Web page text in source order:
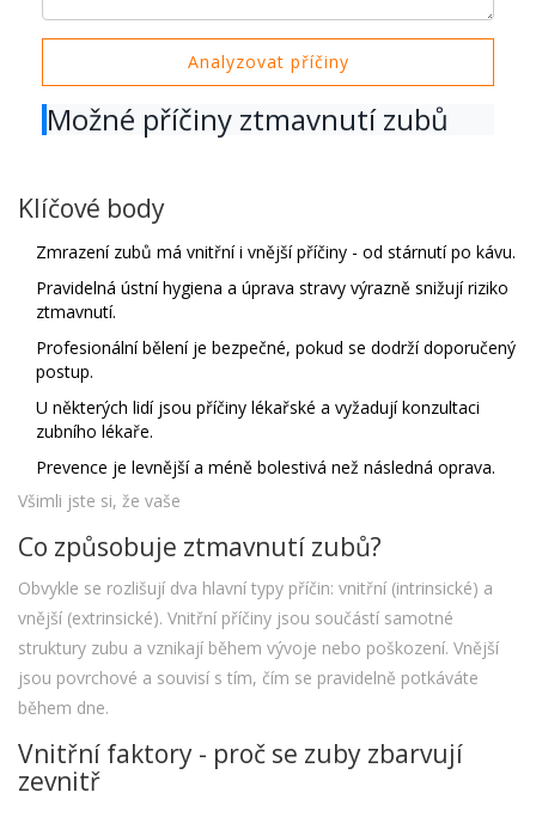
Analyzovat příčiny
Možné příčiny ztmavnutí zubů
Klíčové body
Zmrazení zubů má vnitřní i vnější příčiny - od stárnutí po kávu.
Pravidelná ústní hygiena a úprava stravy výrazně snižují riziko
ztmavnutí.
Profesionální bělení je bezpečné, pokud se dodrží doporučený
postup.
U některých lidí jsou příčiny lékařské a vyžadují konzultaci
zubního lékaře.
Prevence je levnější a méně bolestivá než následná oprava.
Všimli jste si, že vaše
Co způsobuje ztmavnutí zubů?
Obvykle se rozlišují dva hlavní typy příčin: vnitřní (intrinsické) a
vnější (extrinsické). Vnitřní příčiny jsou součástí samotné
struktury zubu a vznikají během vývoje nebo poškození. Vnější
jsou povrchové a souvisí s tím, čím se pravidelně potkáváte
během dne.
Vnitřní faktory - proč se zuby zbarvují
zevnitř